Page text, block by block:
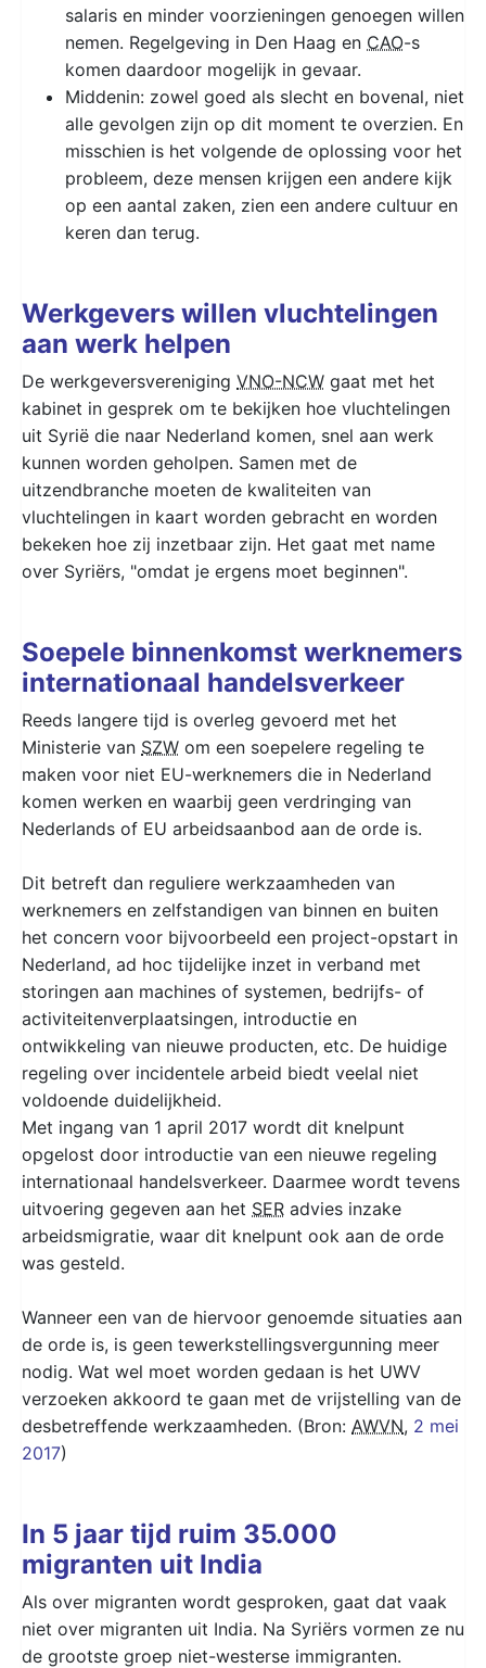
salaris en minder voorzieningen genoegen willen
nemen. Regelgeving in Den Haag en CAO-s
komen daardoor mogelijk in gevaar.
Middenin: zowel goed als slecht en bovenal, niet
alle gevolgen zijn op dit moment te overzien. En
misschien is het volgende de oplossing voor het
probleem, deze mensen krijgen een andere kijk
op een aantal zaken, zien een andere cultuur en
keren dan terug.
Werkgevers willen vluchtelingen
aan werk helpen
De werkgeversvereniging VNO-NCW gaat met het
kabinet in gesprek om te bekijken hoe vluchtelingen
uit Syrië die naar Nederland komen, snel aan werk
kunnen worden geholpen. Samen met de
uitzendbranche moeten de kwaliteiten van
vluchtelingen in kaart worden gebracht en worden
bekeken hoe zij inzetbaar zijn. Het gaat met name
over Syriërs, "omdat je ergens moet beginnen".
Soepele binnenkomst werknemers
internationaal handelsverkeer
Reeds langere tijd is overleg gevoerd met het
Ministerie van SZW om een soepelere regeling te
maken voor niet EU-werknemers die in Nederland
komen werken en waarbij geen verdringing van
Nederlands of EU arbeidsaanbod aan de orde is.
​Dit betreft dan reguliere werkzaamheden van
werknemers en zelfstandigen van binnen en buiten
het concern voor bijvoorbeeld een project-opstart in
Nederland, ad hoc tijdelijke inzet in verband met
storingen aan machines of systemen, bedrijfs- of
activiteitenverplaatsingen, introductie en
ontwikkeling van nieuwe producten, etc. De huidige
regeling over incidentele arbeid biedt veelal niet
voldoende duidelijkheid.
Met ingang van 1 april 2017 wordt dit knelpunt
opgelost door introductie van een nieuwe regeling
internationaal handelsverkeer. Daarmee wordt tevens
uitvoering gegeven aan het SER advies inzake
arbeidsmigratie, waar dit knelpunt ook aan de orde
was gesteld.
Wanneer een van de hiervoor genoemde situaties aan
de orde is, is geen tewerkstellingsvergunning meer
nodig. Wat wel moet worden gedaan is het UWV
verzoeken akkoord te gaan met de vrijstelling van de
desbetreffende werkzaamheden. (Bron: AWVN, 2 mei
2017)
In 5 jaar tijd ruim 35.000
migranten uit India
Als over migranten wordt gesproken, gaat dat vaak
niet over migranten uit India. Na Syriërs vormen ze nu
de grootste groep niet-westerse immigranten.